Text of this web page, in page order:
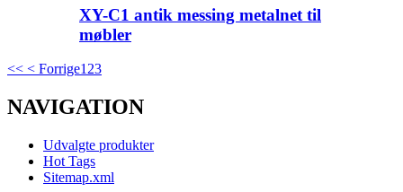
XY-C1 antik messing metalnet til
møbler
<< < Forrige1 23
NAVIGATION
Udvalgte produkter
Hot Tags
Sitemap.xml